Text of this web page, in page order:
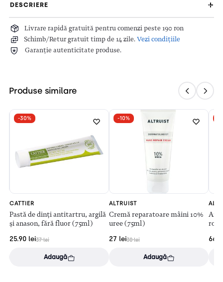
DESCRIERE
Livrare rapidă gratuită pentru comenzi peste 190 ron
Schimb/Retur gratuit timp de 14 zile. Vezi condițiile
Garanție autenticitate produse.
Produse similare
-30%
CATTIER
Pastă de dinți antitartru, argilă
și anason, fără fluor (75ml)
37lei
25.90 lei
Adaugă
-10%
ALTRUIST
Cremă reparatoare mâini 10%
uree (75ml)
30lei
27 lei
Adaugă